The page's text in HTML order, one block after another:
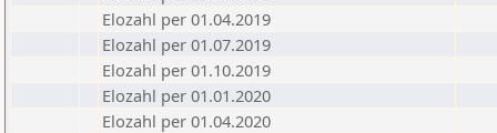
Elozahl per 01.04.2019
Elozahl per 01.07.2019
Elozahl per 01.10.2019
Elozahl per 01.01.2020
Elozahl per 01.04.2020